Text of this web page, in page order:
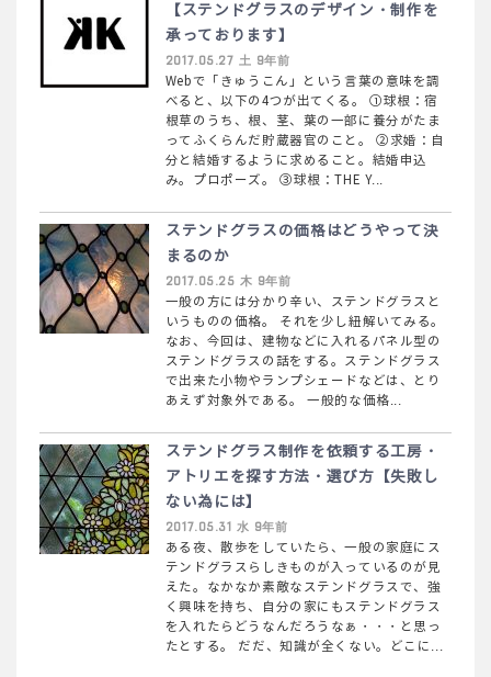
【ステンドグラスのデザイン・制作を
承っております】
2017.05.27 土 9年前
Webで「きゅうこん」という言葉の意味を調
べると、以下の4つが出てくる。 ①球根：宿
根草のうち、根、茎、葉の一部に養分がたま
ってふくらんだ貯蔵器官のこと。 ②求婚：自
分と結婚するように求めること。結婚申込
み。プロポーズ。 ③球根：THE Y...
ステンドグラスの価格はどうやって決
まるのか
2017.05.25 木 9年前
一般の方には分かり辛い、ステンドグラスと
いうものの価格。 それを少し紐解いてみる。
なお、今回は、建物などに入れるパネル型の
ステンドグラスの話をする。ステンドグラス
で出来た小物やランプシェードなどは、とり
あえず対象外である。 一般的な価格...
ステンドグラス制作を依頼する工房・
アトリエを探す方法・選び方【失敗し
ない為には】
2017.05.31 水 9年前
ある夜、散歩をしていたら、一般の家庭にス
テンドグラスらしきものが入っているのが見
えた。なかなか素敵なステンドグラスで、強
く興味を持ち、自分の家にもステンドグラス
を入れたらどうなんだろうなぁ・・・と思っ
たとする。 だだ、知識が全くない。どこに...